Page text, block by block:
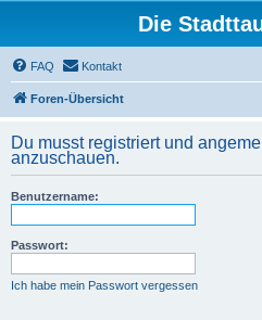
Die
FAQ Kontakt
Foren-Übersicht
Du musst registriert und
anzuschauen.
Benutzername:
Passwort:
Ich habe mein Passwort vergessen